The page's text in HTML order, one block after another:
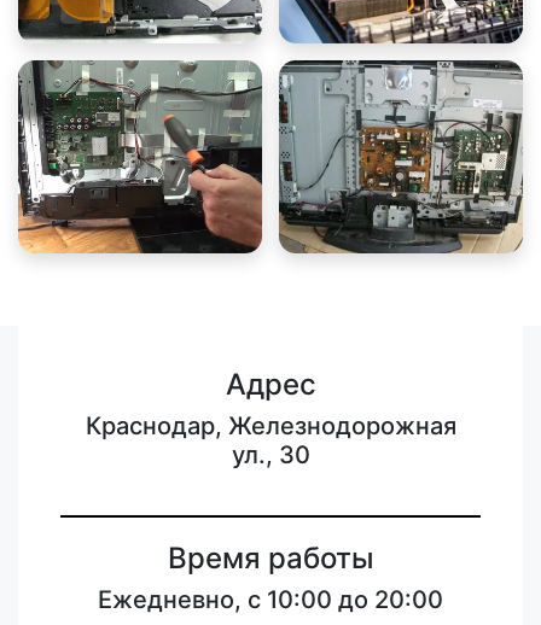
Адрес
Краснодар, Железнодорожная
ул., 30
Время работы
Ежедневно, с 10:00 до 20:00